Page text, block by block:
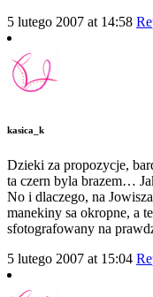
5 lutego 2007 at 14:58
kasica_k
Dzieki za propozycje,
ta czern byla brazem…
No i dlaczego, na
manekiny sa okropne, a
sfotografowany na
5 lutego 2007 at 15:04